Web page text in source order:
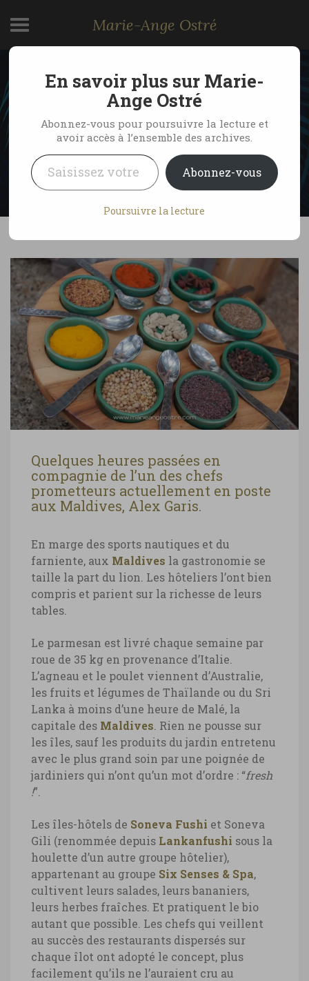
Marie-Ange Ostré
Alex Garis, chef bio pour
Soneva Fushi
by Marie-Ange Ostré
2 août 2020
No Comments
Quelques heures passées en
compagnie de l’un des chefs
prometteurs actuellement en poste
aux Maldives, Alex Garis.
En marge des sports nautiques et du
farniente, aux Maldives la gastronomie se
taille la part du lion. Les hôteliers l’ont bien
compris et parient sur la richesse de leurs
tables.
Le parmesan est livré chaque semaine par
roue de 35 kg en provenance d’Italie.
L’agneau et le poulet viennent d’Australie,
les fruits et légumes de Thaïlande ou du Sri
Lanka à moins d’une heure de Malé, la
capitale des Maldives . Rien ne pousse sur
les îles, sauf les produits du jardin entretenu
avec le plus grand soin par une poignée de
jardiniers qui n’ont qu’un mot d’ordre : “fresh
!”.
Les îles-hôtels de Soneva Fushi et Soneva
Gili (renommée depuis Lankanfushi sous la
houlette d’un autre groupe hôtelier),
appartenant au groupe Six Senses & Spa,
cultivent leurs salades, leurs bananiers,
leurs herbes fraîches. Et pratiquent le bio
autant que possible. Les chefs qui veillent
au succès des restaurants dispersés sur
chaque îlot ont adopté le concept, plus
facilement qu’ils ne l’auraient cru au
En savoir plus sur Marie-
Ange Ostré
Abonnez-vous pour poursuivre la lecture et
avoir accès à l’ensemble des archives.
Saisissez votre adresse e-mail…
Abonnez-vous
Poursuivre la lecture